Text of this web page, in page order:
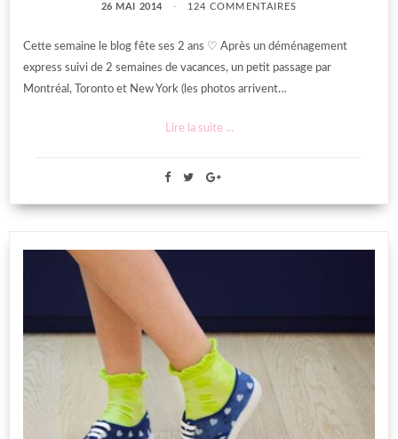
26 MAI 2014 124 COMMENTAIRES
Cette semaine le blog fête ses 2 ans ♡ Après un déménagement
express suivi de 2 semaines de vacances, un petit passage par
Montréal, Toronto et New York (les photos arrivent…
Lire la suite ...